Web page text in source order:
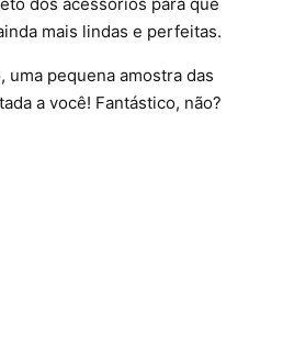
mais lindas e perfeitas.
uma pequena amostra das
a você! Fantástico, não?